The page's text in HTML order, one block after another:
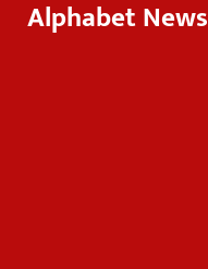
Alphabet News